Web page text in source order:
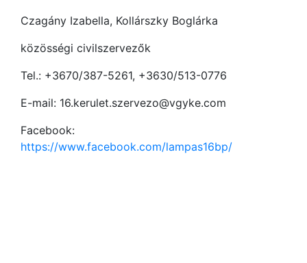
Czagány Izabella, Kollárszky Boglárka
közösségi civilszervezők
Tel.: +3670/387-5261, +3630/513-0776
E-mail: 16.kerulet.szervezo@vgyke.com
Facebook:
https://www.facebook.com/lampas16bp/